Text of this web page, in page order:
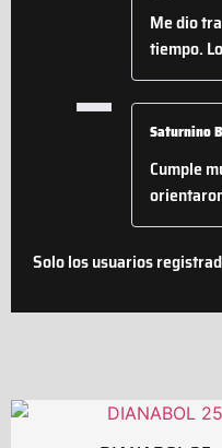
Me dio
tiempo.
Saturnino
Cumple
Solo los usuarios